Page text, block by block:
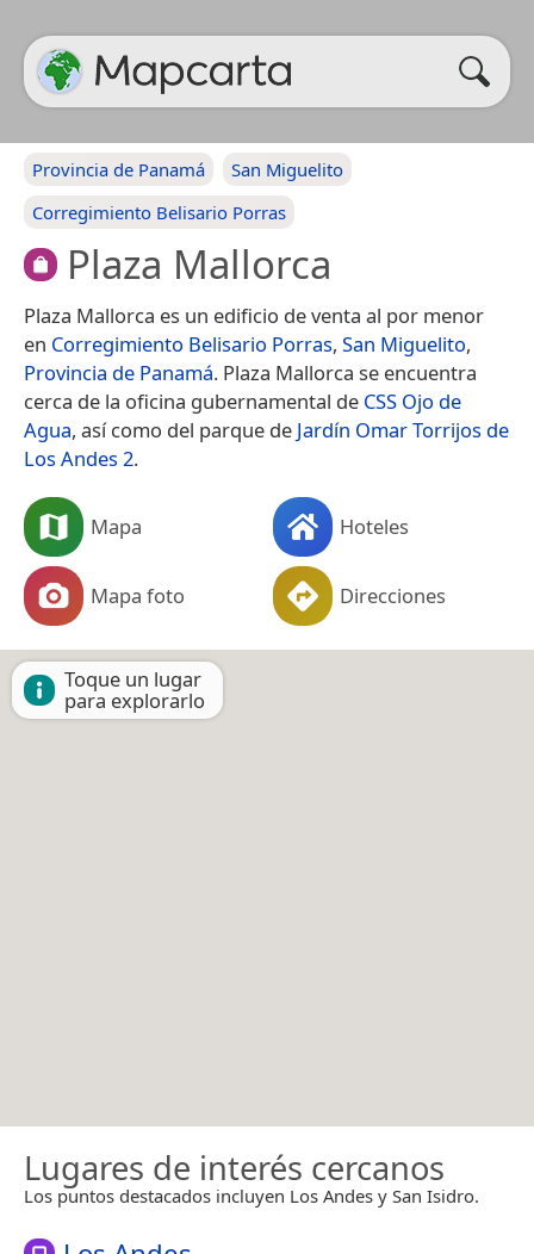
Provincia de Panamá
San Miguelito
Corregimiento Belisario Porras
Plaza Mallorca
Plaza Mallorca es un edificio de venta al por menor
en Corregimiento Belisario Porras, San Miguelito,
Provincia de Panamá. Plaza Mallorca se encuentra
cerca de la oficina gubernamental de CSS Ojo de
Agua, así como del parque de Jardín Omar Torrijos de
Los Andes 2.
Mapa Hoteles
Mapa foto Direcciones
Toque un lugar
para explorarlo
Lugares de interés cercanos
Los puntos destacados incluyen Los Andes y San Isidro.